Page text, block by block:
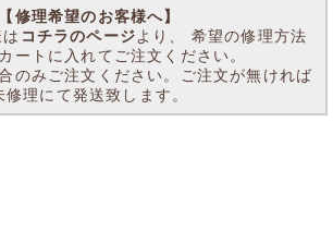
【修理希望のお客様へ】
コチラのページより、 希望の修理方法
ートに入れてご注文ください。
のみご注文ください。ご注文が無ければ
修理にて発送致します。